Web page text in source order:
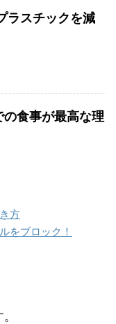
ラスチックを減
食事が最高な理
方
をブロック！